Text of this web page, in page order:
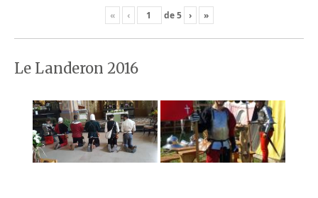
« ‹ de5 › »
Le Landeron 2016